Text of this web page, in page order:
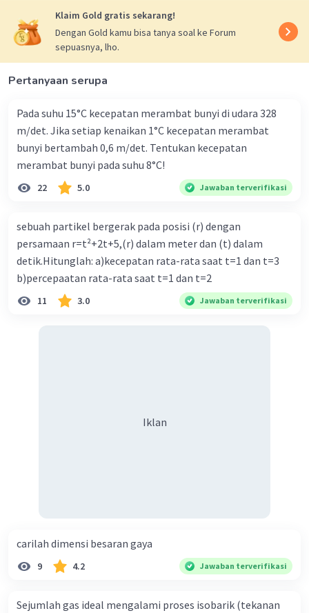
k = konstanta pegas (N/m)
∆x = pertambahan panjang pegas (m).
Berdasarkan informasi pada soal, nilai tetapan
pegas adalah kemiringan dari grafik F terhadap x,
k = F/∆x,
sehingga:
k = gradien garis = tan α = 200 N/m.
Sehingga, usaha yang diperlukan untuk menarik
pegas sejauh 2 cm adalah:
EP = 1/2 . 200 . (2 . 10^-2)^2
EP = 100 . 4 . 10^-4
EP = 4 . 10^-2
EP = 0,04 joule.
Klaim Gold gratis sekarang!
Dengan Gold kamu bisa tanya soal ke Forum
sepuasnya, lho.
Pertanyaan serupa
Pada suhu 15°C kecepatan merambat bunyi di udara 328
m/det. Jika setiap kenaikan 1°C kecepatan merambat
bunyi bertambah 0,6 m/det. Tentukan kecepatan
merambat bunyi pada suhu 8°C!
22 5.0 Jawaban terverifikasi
sebuah partikel bergerak pada posisi (r) dengan
persamaan r=t²+2t+5,(r) dalam meter dan (t) dalam
detik.Hitunglah: a)kecepatan rata-rata saat t=1 dan t=3
b)percepaatan rata-rata saat t=1 dan t=2
11 3.0 Jawaban terverifikasi
Iklan
carilah dimensi besaran gaya
9 4.2 Jawaban terverifikasi
Sejumlah gas ideal mengalami proses isobarik (tekanan